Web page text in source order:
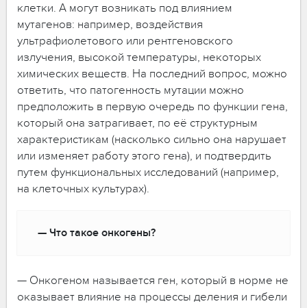
клетки. А могут возникать под влиянием
мутагенов: например, воздействия
ультрафиолетового или рентгеновского
излучения, высокой температуры, некоторых
химических веществ. На последний вопрос, можно
ответить, что патогенность мутации можно
предположить в первую очередь по функции гена,
который она затрагивает, по её структурным
характеристикам (насколько сильно она нарушает
или изменяет работу этого гена), и подтвердить
путем функциональных исследований (например,
на клеточных культурах).
— Что такое онкогены?
— Онкогеном называется ген, который в норме не
оказывает влияние на процессы деления и гибели